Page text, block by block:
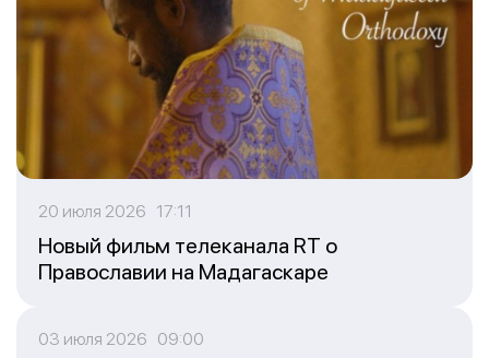
20 июля 2026 17:11
Новый фильм телеканала RT о
Православии на Мадагаскаре
03 июля 2026 09:00